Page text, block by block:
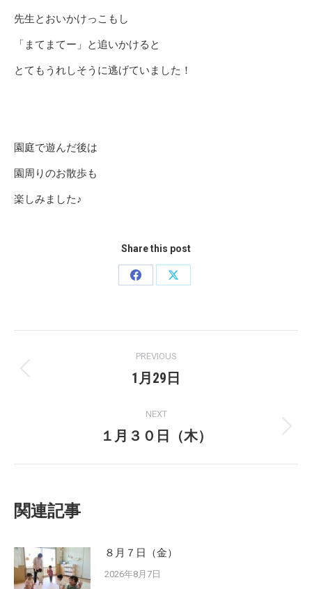
先生とおいかけっこもし
「まてまてー」と追いかけると
とてもうれしそうに逃げていました！
園庭で遊んだ後は
園周りのお散歩も
楽しみました♪
Share this post
Share
Share
navigation
PREVIOUS
Previous
1月29日
NEXT
Next
１月３０日（木）
関連記事
８月７日（金）
2026年8月7日